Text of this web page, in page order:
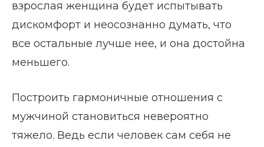
взрослая женщина будет испытывать
дискомфорт и неосознанно думать, что
все остальные лучше нее, и она достойна
меньшего.
Построить гармоничные отношения с
мужчиной становиться невероятно
тяжело. Ведь если человек сам себя не